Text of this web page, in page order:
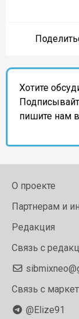
Хотите
пишите нам
О проекте
Партнерам и
Редакция
Связь с
Связь с
@Elize91